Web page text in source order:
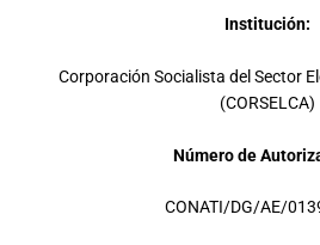
Institución:
Corporación Socialista del Sector
(CORSELCA)
Número de
CONATI/DG/AE/